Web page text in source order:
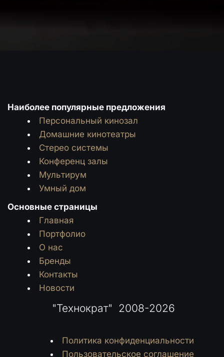
Наиболее популярные предложения
Персональный кинозал
Домашние кинотеатры
Стерео системы
Конференц залы
Мультирум
Умный дом
Основные страницы
Главная
Портфолио
О нас
Бренды
Контакты
Новости
"Технократ"  2008-2026
Политика конфиденциальности
Пользовательское соглашение